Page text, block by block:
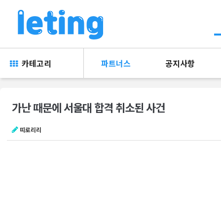
카테고리 파트너스 공지사항
가난 때문에 서울대 합격 취소된 사건
띠로리리